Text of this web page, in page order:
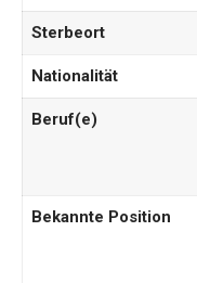
Sterbeort
Nationalität
Beruf(e)
Bekannte Position